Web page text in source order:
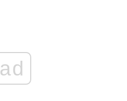
ad